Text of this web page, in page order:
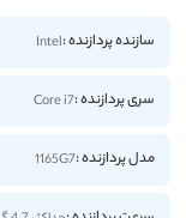
سازنده پردازنده :Intel
سری پردازنده :Core i7
مدل پردازنده :1165G7